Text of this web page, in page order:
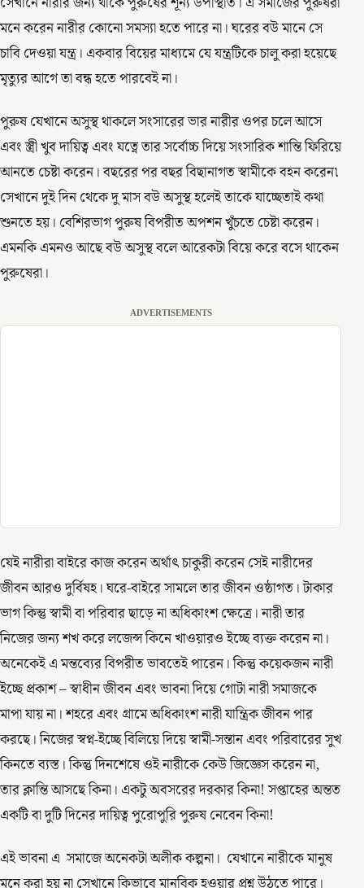
মনে করেন নারীর কোনো সমস্যা হতে পারে না। ঘরের বউ মানে সে
চাবি দেওয়া যন্ত্র। একবার বিয়ের মাধ্যমে যে যন্ত্রটিকে চালু করা হয়েছে
মৃত্যুর আগে তা বন্ধ হতে পারবেই না।
পুরুষ যেখানে অসুস্থ থাকলে সংসারের ভার নারীর ওপর চলে আসে
এবং স্ত্রী খুব দায়িত্ব এবং যত্নে তার সর্বোচ্চ দিয়ে সংসারিক শান্তি ফিরিয়ে
আনতে চেষ্টা করেন। বছরের পর বছর বিছানাগত স্বামীকে বহন করেন৷
সেখানে দুই দিন থেকে দু মাস বউ অসুস্থ হলেই তাকে যাচ্ছেতাই কথা
শুনতে হয়। বেশিরভাগ পুরুষ বিপরীত অপশন খুঁচতে চেষ্টা করেন।
এমনকি এমনও আছে বউ অসুস্থ বলে আরেকটা বিয়ে করে বসে থাকেন
পুরুষেরা।
ADVERTISEMENTS
যেই নারীরা বাইরে কাজ করেন অর্থাৎ চাকুরী করেন সেই নারীদের
জীবন আরও দুর্বিষহ। ঘরে-বাইরে সামলে তার জীবন ওষ্ঠাগত। টাকার
ভাগ কিন্তু স্বামী বা পরিবার ছাড়ে না অধিকাংশ ক্ষেত্রে। নারী তার
নিজের জন্য শখ করে লজেন্স কিনে খাওয়ারও ইচ্ছে ব্যক্ত করেন না।
অনেকেই এ মন্তব্যের বিপরীত ভাবতেই পারেন। কিন্তু কয়েকজন নারী
ইচ্ছে প্রকাশ – স্বাধীন জীবন এবং ভাবনা দিয়ে গোটা নারী সমাজকে
মাপা যায় না। শহরে এবং গ্রামে অধিকাংশ নারী যান্ত্রিক জীবন পার
করছে। নিজের স্বপ্ন-ইচ্ছে বিলিয়ে দিয়ে স্বামী-সন্তান এবং পরিবারের সুখ
কিনতে ব্যস্ত। কিন্তু দিনশেষে ওই নারীকে কেউ জিজ্ঞেস করেন না,
তার ক্লান্তি আসছে কিনা। একটু অবসরের দরকার কিনা! সপ্তাহের অন্তত
একটি বা দুটি দিনের দায়িত্ব পুরোপুরি পুরুষ নেবেন কিনা!
এই ভাবনা এ সমাজে অনেকটা অলীক কল্পনা। যেখানে নারীকে মানুষ